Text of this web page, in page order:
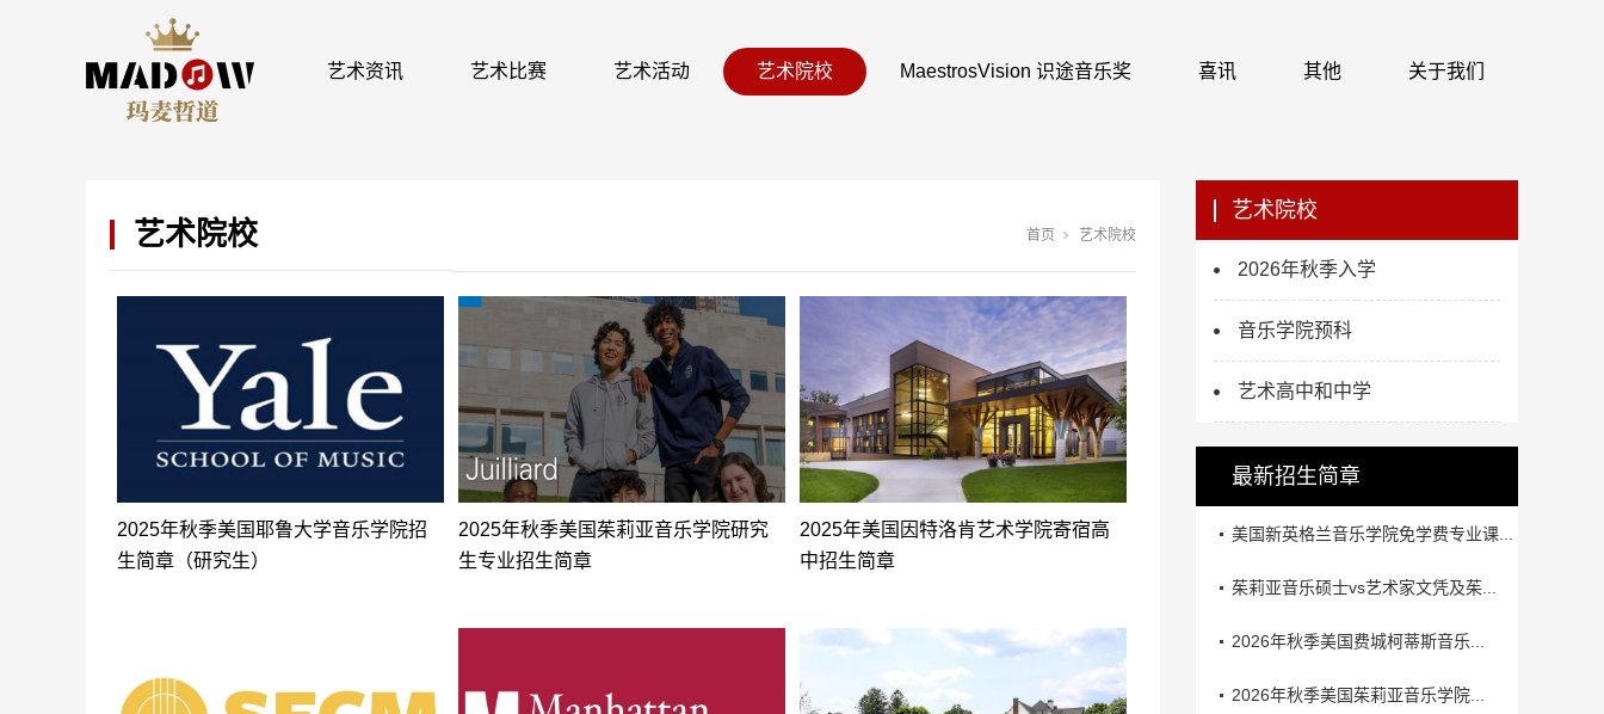
艺术资讯 艺术比赛 艺术活动 艺术院校 MaestrosVision 识途音乐奖 喜讯 其他 关于我们
艺术院校 首页 艺术院校
2025年秋季美国耶鲁大学音乐学院招
生简章（研究生）
2025年秋季美国茱莉亚音乐学院研究
生专业招生简章
2025年美国因特洛肯艺术学院寄宿高
中招生简章
艺术院校
2026年秋季入学
音乐学院预科
艺术高中和中学
最新招生简章
美国新英格兰音乐学院免学费专业课...
茱莉亚音乐硕士vs艺术家文凭及茱...
2026年秋季美国费城柯蒂斯音乐...
2026年秋季美国茱莉亚音乐学院...